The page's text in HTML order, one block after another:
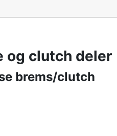
og clutch deler
brems/clutch